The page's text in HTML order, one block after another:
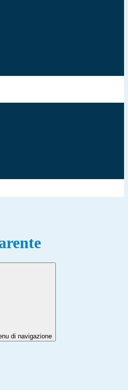
di navigazione